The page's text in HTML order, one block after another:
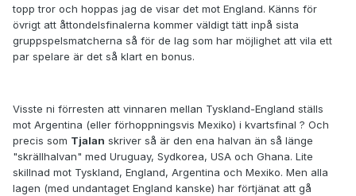
topp tror och hoppas jag de visar det mot England. Känns för
övrigt att åttondelsfinalerna kommer väldigt tätt inpå sista
gruppspelsmatcherna så för de lag som har möjlighet att vila ett
par spelare är det så klart en bonus.
Visste ni förresten att vinnaren mellan Tyskland-England ställs
mot Argentina (eller förhoppningsvis Mexiko) i kvartsfinal ? Och
precis som Tjalan skriver så är den ena halvan än så länge
"skrällhalvan" med Uruguay, Sydkorea, USA och Ghana. Lite
skillnad mot Tyskland, England, Argentina och Mexiko. Men alla
lagen (med undantaget England kanske) har förtjänat att gå